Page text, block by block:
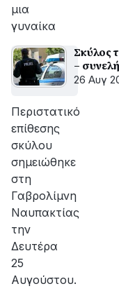
μια
γυναίκα
Σκύλος
–
26 Αυγ
Περιστατικό
επίθεσης
σκύλου
σημειώθηκε
στη
Γαβρολίμνη
Ναυπακτίας
την
Δευτέρα
25
Αυγούστου.